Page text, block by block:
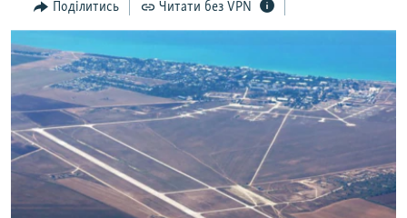
ВСЕ ЗА ДЕНЬ
СПЕЦПРОЕКТИ
ДЕПОРТАЦІЯ
ВІДЕОУРОКИ «ELIFBE»
СВІДЧЕННЯ ОКУПАЦІЇ
УКРАЇНСЬКА ПРОБЛЕМА КРИМУ
ІНФОГРАФІКА
ЯК ОБІЙТИ БЛОКУВАННЯ
Русский
Qırımtatar
ДОЛУЧАЙСЯ!
Поділитись Читати без VPN